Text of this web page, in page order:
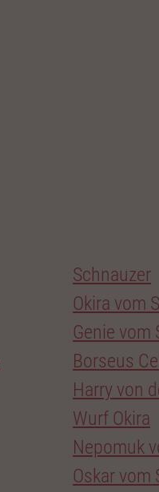
Schnauzer
Okira vom
Genie vom
Borseus
Harry von
Wurf Okira
Nepomuk
Oskar vom